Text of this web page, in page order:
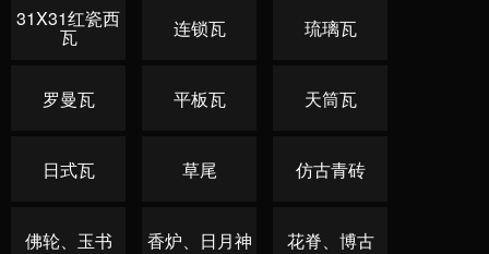
31X31红瓷西
瓦 连锁瓦 琉璃瓦
罗曼瓦 平板瓦 天筒瓦
日式瓦 草尾 仿古青砖
佛轮、玉书 香炉、日月神 花脊、博古